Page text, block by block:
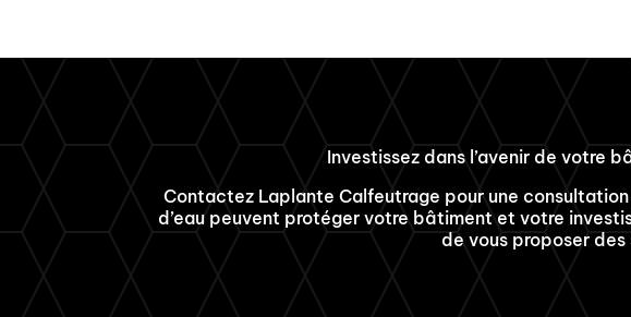
Investissez dans l’avenir de votre
Contactez Laplante Calfeutrage pour une
d’eau peuvent protéger votre bâtiment et votre
de vous proposer